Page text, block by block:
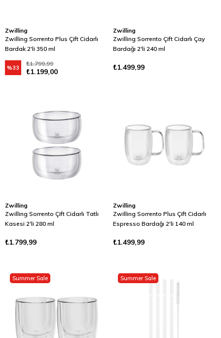
Zwilling
Zwilling Sorrento Plus Çift Cidarlı
Bardak 2'li 350 ml
₺1.199,00
₺1.799,99
%33
Zwilling
Zwilling Sorrento Çift Cidarlı Çay
Bardağı 2'li 240 ml
₺1.499,99
Zwilling
Zwilling Sorrento Çift Cidarlı Tatlı
Kasesi 2'li 280 ml
₺1.799,99
Zwilling
Zwilling Sorrento Plus Çift Cidarlı
Espresso Bardağı 2'li 140 ml
₺1.499,99
Summer Sale Summer Sale